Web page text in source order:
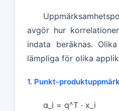
avgör hur
indata beräknas.
lämpliga för olika
1. Punkt-
α_i = q^T · x_i